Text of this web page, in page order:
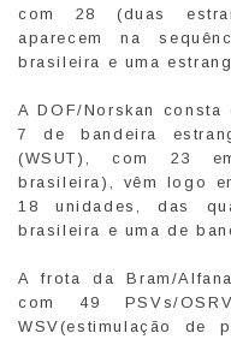
com 28 (duas
aparecem na
brasileira e uma
A DOF/Norskan
7 de bandeira
(WSUT), com 23
brasileira), vêm logo
18 unidades, das
brasileira e uma de
A frota da Bram/
com 49 PSVs/
WSV(estimulação de